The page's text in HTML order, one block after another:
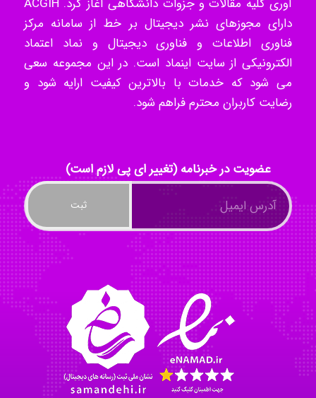
ilhan200
Mohammad
Tavan
akhtar shahsavandi
kimiya zirakpoor
آوری کلیه مقالات و جزوات دانشگاهی آغاز کرد. ACGIH
دارای مجوزهای نشر دیجیتال بر خط از سامانه مرکز
فناوری اطلاعات و فناوری دیجیتال و نماد اعتماد
الکترونیکی از سایت اینماد است. در این مجموعه سعی
می شود که خدمات با بالاترین کیفیت ارایه شود و
رضایت کاربران محترم فراهم شود.
عضویت در خبرنامه (تغییر ای پی لازم است)